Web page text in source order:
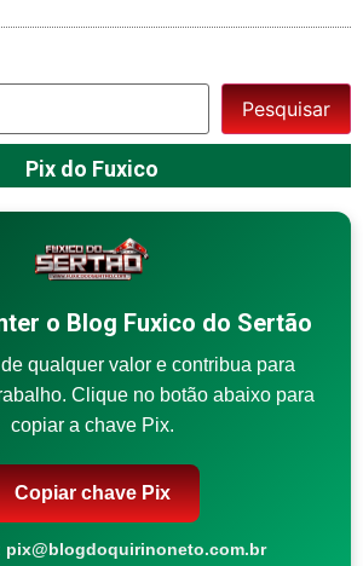
Pesquisar
Pix do Fuxico
o Blog Fuxico do Sertão
qualquer valor e contribua para
Clique no botão abaixo para
copiar a chave Pix.
Copiar chave Pix
pix@blogdoquirinoneto.com.br